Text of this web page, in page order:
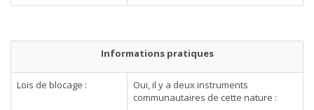
Informations pratiques
Lois de blocage :
Oui, il y a deux instruments
communautaires de cette nature :